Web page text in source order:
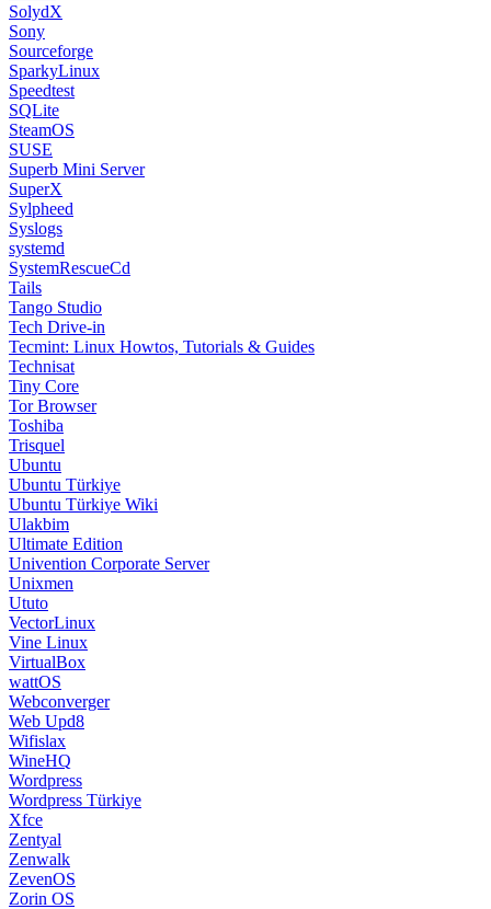
SolydX
Sony
Sourceforge
SparkyLinux
Speedtest
SQLite
SteamOS
SUSE
Superb Mini Server
SuperX
Sylpheed
Syslogs
systemd
SystemRescueCd
Tails
Tango Studio
Tech Drive-in
Tecmint: Linux Howtos, Tutorials & Guides
Technisat
Tiny Core
Tor Browser
Toshiba
Trisquel
Ubuntu
Ubuntu Türkiye
Ubuntu Türkiye Wiki
Ulakbim
Ultimate Edition
Univention Corporate Server
Unixmen
Ututo
VectorLinux
Vine Linux
VirtualBox
wattOS
Webconverger
Web Upd8
Wifislax
WineHQ
Wordpress
Wordpress Türkiye
Xfce
Zentyal
Zenwalk
ZevenOS
Zorin OS